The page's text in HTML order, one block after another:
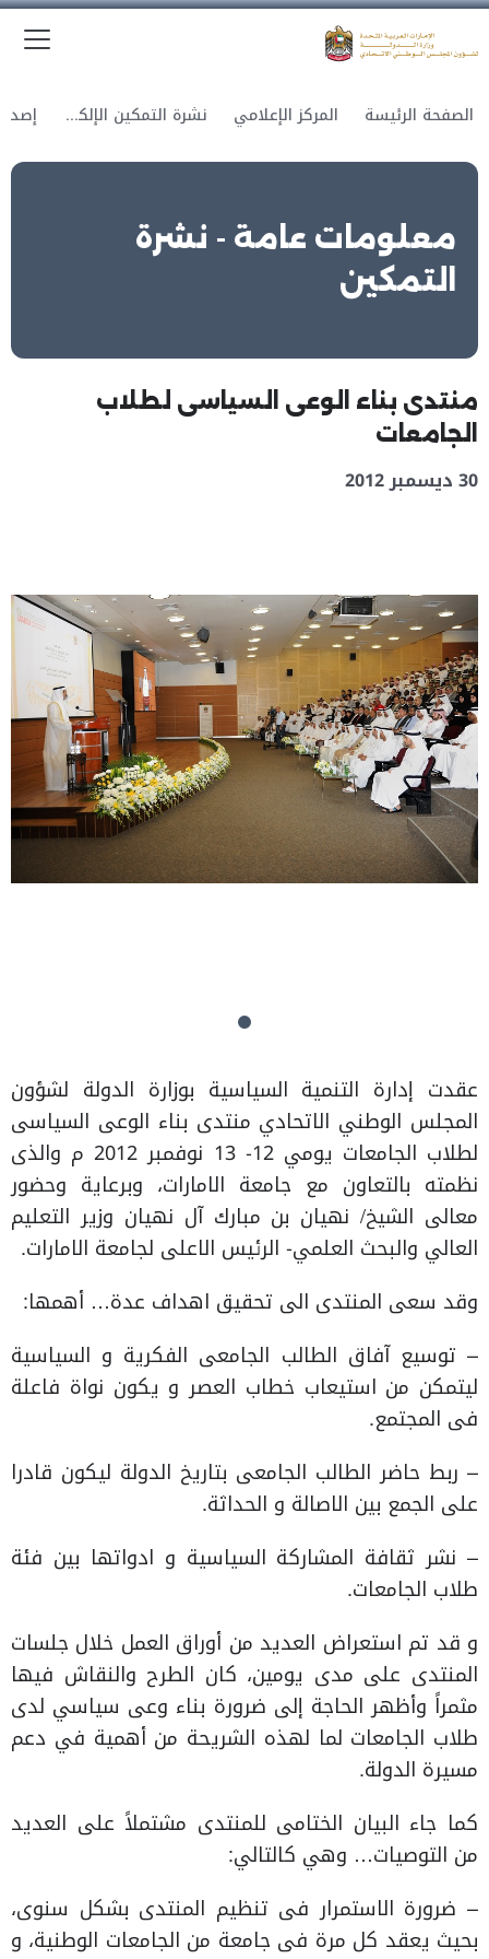
الصفحة الرئيسة المركز الإعلامي نشرة التمكين الإلكترونية
معلومات عامة - نشرة
التمكين
منتدى بناء الوعى السياسى لطلاب
الجامعات
30 ديسمبر 2012
عقدت إدارة التنمية السياسية بوزارة الدولة لشؤون
المجلس الوطني الاتحادي منتدى بناء الوعى السياسى
لطلاب الجامعات يومي 12- 13 نوفمبر 2012 م والذى
نظمته بالتعاون مع جامعة الامارات، وبرعاية وحضور
معالى الشيخ/ نهيان بن مبارك آل نهيان وزير التعليم
العالي والبحث العلمي- الرئيس الاعلى لجامعة الامارات.
وقد سعى المنتدى الى تحقيق اهداف عدة… أهمها:
– توسيع آفاق الطالب الجامعى الفكرية و السياسية
ليتمكن من استيعاب خطاب العصر و يكون نواة فاعلة
فى المجتمع.
– ربط حاضر الطالب الجامعى بتاريخ الدولة ليكون قادرا
على الجمع بين الاصالة و الحداثة.
– نشر ثقافة المشاركة السياسية و ادواتها بين فئة
طلاب الجامعات.
و قد تم استعراض العديد من أوراق العمل خلال جلسات
المنتدى على مدى يومين، كان الطرح والنقاش فيها
مثمراً وأظهر الحاجة إلى ضرورة بناء وعى سياسي لدى
طلاب الجامعات لما لهذه الشريحة من أهمية في دعم
مسيرة الدولة.
كما جاء البيان الختامى للمنتدى مشتملاً على العديد
من التوصيات… وهي كالتالي:
– ضرورة الاستمرار فى تنظيم المنتدى بشكل سنوى،
بحيث يعقد كل مرة فى جامعة من الجامعات الوطنية، و